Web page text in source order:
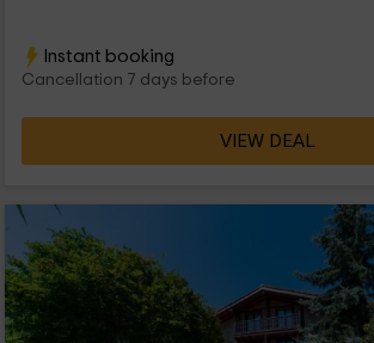
Instant booking
Cancellation 7 days before
VIEW DEAL